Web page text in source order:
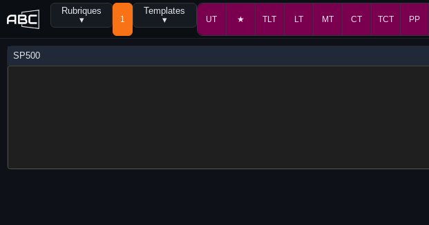
Rubriques
▾
1
Templates
▾
UT ★ TLT LT MT CT TCT PP
SP500